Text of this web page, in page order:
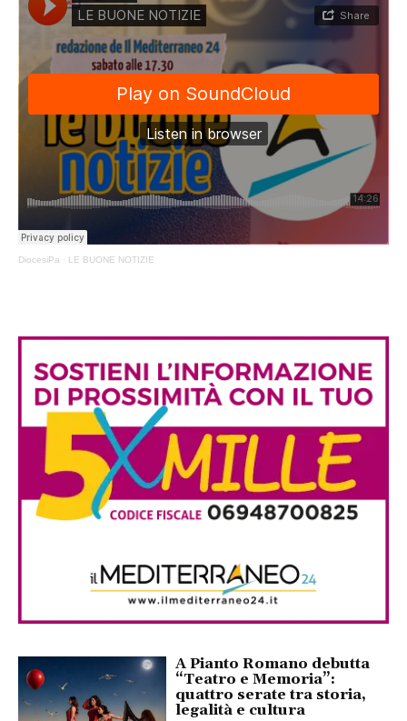
DiocesiPa · LE BUONE NOTIZIE
A Pianto Romano debutta
“Teatro e Memoria”:
quattro serate tra storia,
legalità e cultura